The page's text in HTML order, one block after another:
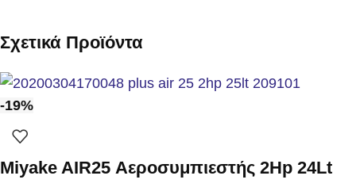
Σχετικά Προϊόντα
-19%
Miyake AIR25 Αεροσυμπιεστής 2Hp 24Lt